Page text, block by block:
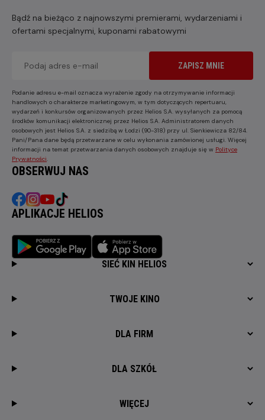
Bądź na bieżąco z najnowszymi premierami, wydarzeniami i
ofertami specjalnymi, kuponami rabatowymi
ZAPISZ MNIE
Podanie adresu e-mail oznacza wyrażenie zgody na otrzymywanie informacji
handlowych o charakterze marketingowym, w tym dotyczących repertuaru,
wydarzeń i konkursów organizowanych przez Helios S.A. wysyłanych za pomocą
środków komunikacji elektronicznej przez Helios S.A. Administratorem danych
osobowych jest Helios S.A. z siedzibą w Łodzi (90-318) przy ul. Sienkiewicza 82/84.
Pani/Pana dane będą przetwarzane w celu wykonania zamówionej usługi. Więcej
informacji na temat przetwarzania danych osobowych znajduje się w Polityce
Prywatności
OBSERWUJ NAS
APLIKACJE HELIOS
SIEĆ KIN HELIOS
TWOJE KINO
DLA FIRM
DLA SZKÓŁ
WIĘCEJ